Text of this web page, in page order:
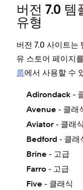
버전 7.0 템
유형
버전 7.0 사이트는
유 스토어 페이지
룹에서 사용할 수
Adirondack -
Avenue - 클래
Aviator - 클래식
Bedford - 클래
Brine - 고급
Farro - 고급
Five - 클래식